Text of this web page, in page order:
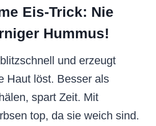
Eis-Trick: Nie
Hummus!
und erzeugt
Haut löst. Besser als
spart Zeit. Mit
top, da sie weich sind.